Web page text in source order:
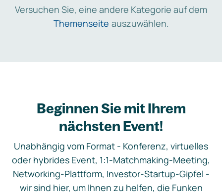
Versuchen Sie, eine andere Kategorie auf dem
Themenseite auszuwählen.
Beginnen Sie mit Ihrem
nächsten Event!
Unabhängig vom Format - Konferenz, virtuelles
oder hybrides Event, 1:1-Matchmaking-Meeting,
Networking-Plattform, Investor-Startup-Gipfel -
wir sind hier, um Ihnen zu helfen, die Funken